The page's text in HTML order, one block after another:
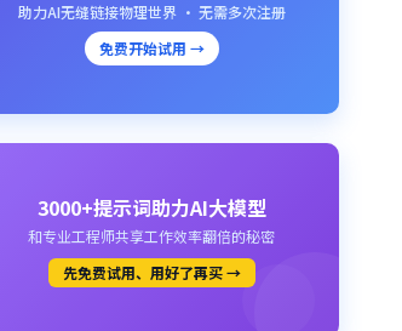
助力AI无缝链接物理世界 · 无需多次注册
免费开始试用 →
3000+提示词助力AI大模型
和专业工程师共享工作效率翻倍的秘密
先免费试用、用好了再买 →